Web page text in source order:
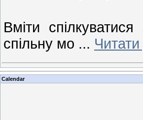
Вміти
спільну мо ... Читати
Calendar